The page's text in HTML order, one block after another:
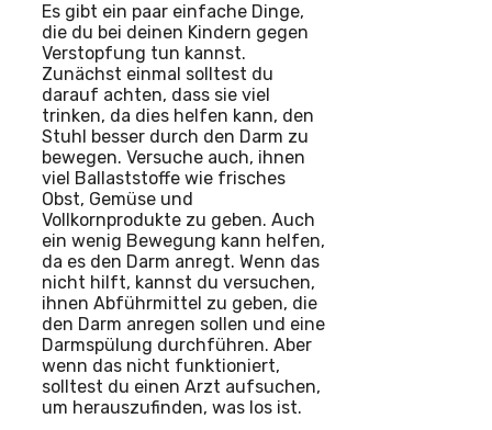
Es gibt ein paar einfache Dinge,
die du bei deinen Kindern gegen
Verstopfung tun kannst.
Zunächst einmal solltest du
darauf achten, dass sie viel
trinken, da dies helfen kann, den
Stuhl besser durch den Darm zu
bewegen. Versuche auch, ihnen
viel Ballaststoffe wie frisches
Obst, Gemüse und
Vollkornprodukte zu geben. Auch
ein wenig Bewegung kann helfen,
da es den Darm anregt. Wenn das
nicht hilft, kannst du versuchen,
ihnen Abführmittel zu geben, die
den Darm anregen sollen und eine
Darmspülung durchführen. Aber
wenn das nicht funktioniert,
solltest du einen Arzt aufsuchen,
um herauszufinden, was los ist.